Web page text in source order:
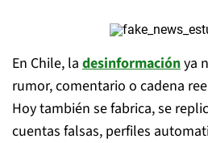
En Chile, la desinformaciónya
rumor, comentario o cadena
Hoy también se fabrica, se
cuentas falsas, perfiles